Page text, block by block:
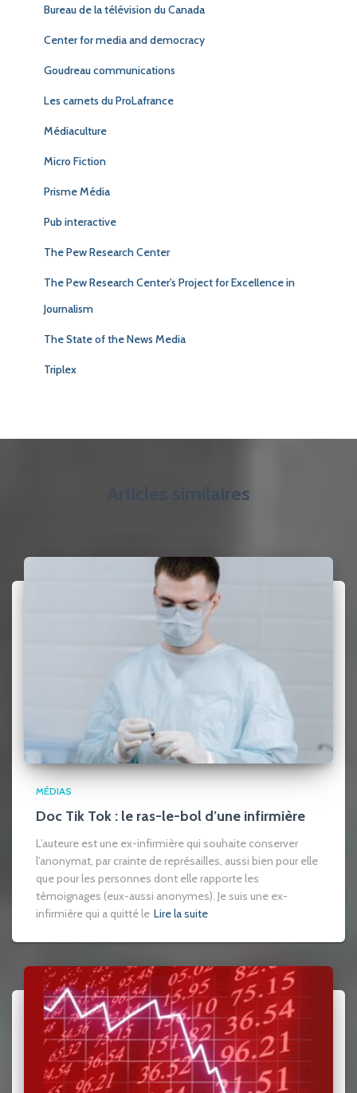
Bureau de la télévision du Canada
Center for media and democracy
Goudreau communications
Les carnets du ProLafrance
Médiaculture
Micro Fiction
Prisme Média
Pub interactive
The Pew Research Center
The Pew Research Center's Project for Excellence in
Journalism
The State of the News Media
Triplex
Articles similaires
MÉDIAS
Doc Tik Tok : le ras-le-bol d’une infirmière
L’auteure est une ex-infirmière qui souhaite conserver
l’anonymat, par crainte de représailles, aussi bien pour elle
que pour les personnes dont elle rapporte les
témoignages (eux-aussi anonymes). Je suis une ex-
infirmière qui a quitté le Lire la suite